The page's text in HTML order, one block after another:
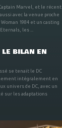
Marvel, et le récent
avec la venue proche
1984 et un casting
les ...
BILAN EN
se tenait le DC
intégralement en
univers de DC, avec un
sur les adaptations